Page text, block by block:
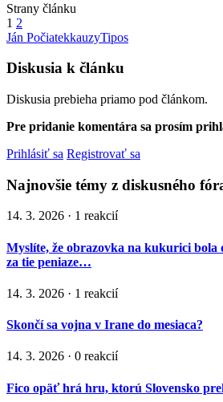
Strany článku
1 2
Ján PočiatekkauzyTipos
Diskusia k článku
Diskusia prebieha priamo pod článkom.
Pre pridanie komentára sa prosím
Prihlásiť sa Registrovať sa
Najnovšie témy z diskusného
14. 3. 2026 · 1 reakcií
Myslíte, že obrazovka na kukurici bola
za tie peniaze…
14. 3. 2026 · 1 reakcií
Skončí sa vojna v Irane do mesiaca?
14. 3. 2026 · 0 reakcií
Fico opäť hrá hru, ktorú Slovensko